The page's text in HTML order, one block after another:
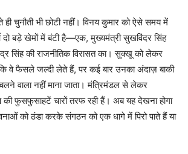
चुनौती भी छोटी नहीं। विनय कुमार को ऐसे समय में
दो बड़े खेमों में बंटी है—एक, मुख्यमंत्री सुखविंदर सिंह
सिंह की राजनीतिक विरासत का। सुक्खू को लेकर
वे फैसले जल्दी लेते हैं, पर कई बार उनका अंदाज़ बाकी
वाला नहीं माना जाता। मंत्रिमंडल से लेकर
की फुसफुसाहटें चारों तरफ रही हैं। अब यह देखना होगा
को ठंडा करके संगठन को एक धागे में पिरो पाते हैं या